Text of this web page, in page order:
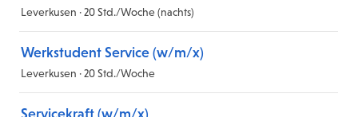
Leverkusen · 20 Std./Woche (nachts)
Werkstudent Service (w/m/x)
Leverkusen · 20 Std./Woche
Servicekraft (w/m/x)